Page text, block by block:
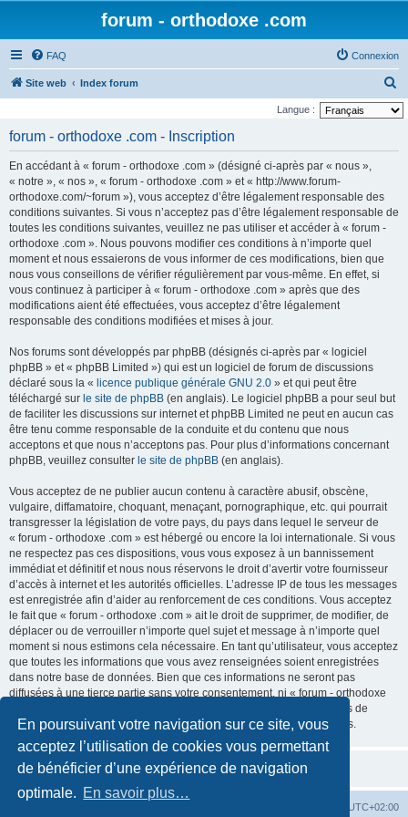
En poursuivant votre navigation sur ce site, vous
acceptez l’utilisation de cookies vous permettant
de bénéficier d’une expérience de navigation
optimale. En savoir plus…
forum - orthodoxe .com
FAQ Connexion
Site web Index forum
e
Langue :
forum - orthodoxe .com - Inscription
En accédant à « forum - orthodoxe .com » (désigné ci-après par « nous »,
« notre », « nos », « forum - orthodoxe .com » et « http://www.forum-
orthodoxe.com/~forum »), vous acceptez d’être légalement responsable des
conditions suivantes. Si vous n’acceptez pas d’être légalement responsable de
toutes les conditions suivantes, veuillez ne pas utiliser et accéder à « forum -
orthodoxe .com ». Nous pouvons modifier ces conditions à n’importe quel
moment et nous essaierons de vous informer de ces modifications, bien que
nous vous conseillons de vérifier régulièrement par vous-même. En effet, si
vous continuez à participer à « forum - orthodoxe .com » après que des
modifications aient été effectuées, vous acceptez d’être légalement
responsable des conditions modifiées et mises à jour.
Nos forums sont développés par phpBB (désignés ci-après par « logiciel
phpBB » et « phpBB Limited ») qui est un logiciel de forum de discussions
déclaré sous la « licence publique générale GNU 2.0 » et qui peut être
téléchargé sur le site de phpBB (en anglais). Le logiciel phpBB a pour seul but
de faciliter les discussions sur internet et phpBB Limited ne peut en aucun cas
être tenu comme responsable de la conduite et du contenu que nous
acceptons et que nous n’acceptons pas. Pour plus d’informations concernant
phpBB, veuillez consulter le site de phpBB (en anglais).
Vous acceptez de ne publier aucun contenu à caractère abusif, obscène,
vulgaire, diffamatoire, choquant, menaçant, pornographique, etc. qui pourrait
transgresser la législation de votre pays, du pays dans lequel le serveur de
« forum - orthodoxe .com » est hébergé ou encore la loi internationale. Si vous
ne respectez pas ces dispositions, vous vous exposez à un bannissement
immédiat et définitif et nous nous réservons le droit d’avertir votre fournisseur
d’accès à internet et les autorités officielles. L’adresse IP de tous les messages
est enregistrée afin d’aider au renforcement de ces conditions. Vous acceptez
le fait que « forum - orthodoxe .com » ait le droit de supprimer, de modifier, de
déplacer ou de verrouiller n’importe quel sujet et message à n’importe quel
moment si nous estimons cela nécessaire. En tant qu’utilisateur, vous acceptez
que toutes les informations que vous avez renseignées soient enregistrées
dans notre base de données. Bien que ces informations ne seront pas
diffusées à une tierce partie sans votre consentement, ni « forum - orthodoxe
.com », ni phpBB, ne pourront être tenus comme responsables en cas de
tentative de piratage informatique visant à compromettre vos données.
UTC+02:00